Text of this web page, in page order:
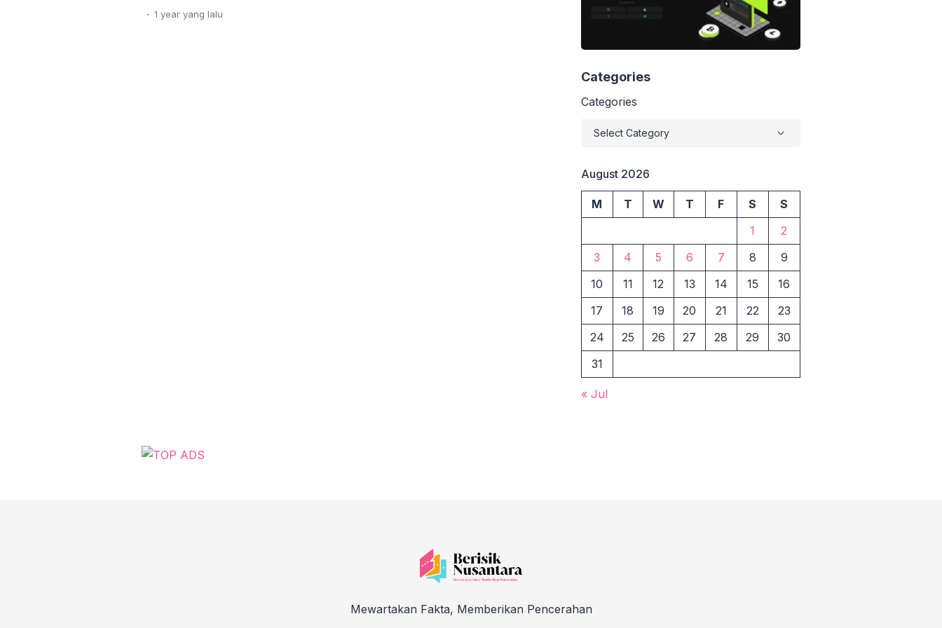
(KPMD) Proudly Present 🌟 ╔═══ •❖° •.𑁍᪥𑁍.• °❖•
═══╗ 💫 TADABBUR 2025 💫 ✨ Tingkatkan Amal,
. 1 year yang lalu
Categories
Categories
August 2026
M T W T F S
S
1
2
3
4 5 6 7 8
9
10
11 12 13 14 15
16
17
18 19 20 21 22
23
24
25 26 27 28 29
30
31
« Jul
Mewartakan Fakta, Memberikan Pencerahan